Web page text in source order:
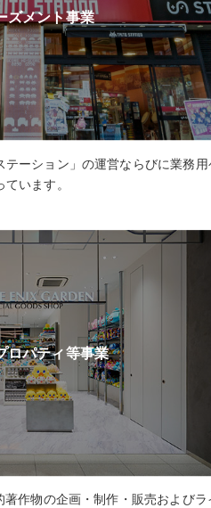
ズメント事業
ーション」の運営ならびに業務用
います。
ロパティ等事業
作物の企画・制作・販売およびラ